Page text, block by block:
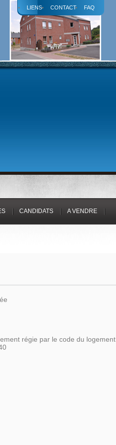
LIENS CONTACT FAQ
CANDIDATS A VENDRE
régie par le code du logement